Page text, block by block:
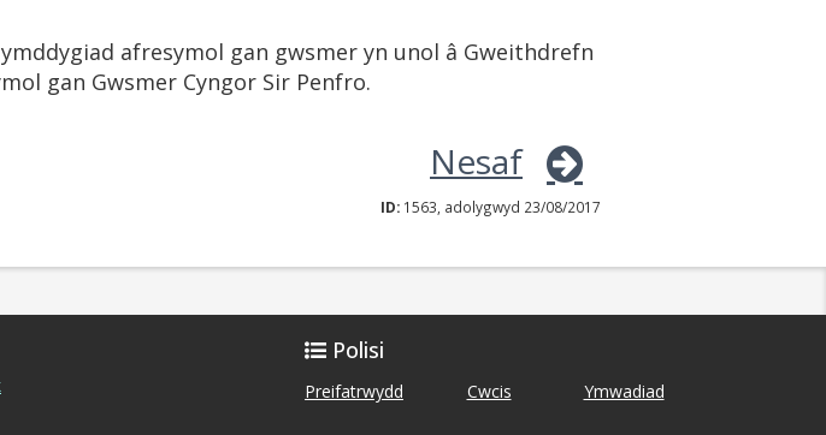
afresymol gan gwsmer yn unol â Gweithdrefn
gan Gwsmer Cyngor Sir Penfro.
Nesaf
ID: 1563, adolygwyd 23/08/2017
Polisi
Preifatrwydd Cwcis Ymwadiad